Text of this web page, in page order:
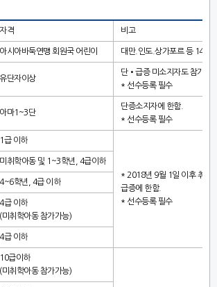
자격 비고
아시아바둑연맹 회원국 어린이 대만. 인도. 상가포르 등 14
유단자이상
단• 급증 미소지자도 참가가
* 선수등록 필수
아마1~3단
단증소지자에 한함.
* 선수등록 필수
1 급 이하
* 2018년 9월 1 일 이후 취득
급증에 한함.
* 선수등록 필수
미취학아동 및 1~3학년 , 4급이하
4~6학년 , 4급 이하
4급 이하
(미취학아동 참가가능)
4급 이하
10급이하
(미취학아동 참가가능)